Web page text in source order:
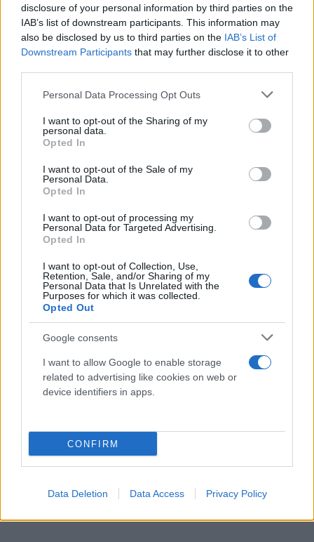
disclosure of your personal information by third parties on the
IAB’s list of downstream participants. This information may
also be disclosed by us to third parties on the IAB’s List of
Downstream Participants that may further disclose it to other
Please note that this website/app uses one or more Google
not limited to your visit or usage behaviour. You may click to
grant or deny consent to Google and its third-party tags to
use your data for below specified purposes in below Google
consent section.
Personal Data Processing Opt Outs
I want to opt-out of the Sharing of my
personal data.
Opted In
I want to opt-out of the Sale of my
Personal Data.
Opted In
I want to opt-out of processing my
Personal Data for Targeted Advertising.
Opted In
I want to opt-out of Collection, Use,
Retention, Sale, and/or Sharing of my
Personal Data that Is Unrelated with the
Purposes for which it was collected.
Opted Out
Google consents
I want to allow Google to enable storage
related to advertising like cookies on web or
device identifiers in apps.
CONFIRM
Data Deletion Data Access Privacy Policy
Αξιωματούχοι που έχει εγκαταστήσει η Ρωσία στην
Ουκρανία δήλωσαν σήμερα πως ουκρανικό
πυραυλικό πλήγμα άνοιξε μια τρύπα στη στέγη
της Ζαπορίζια, μετέδωσε το πρακτορείο RIA
Novosti.
Ο Βλαντίμιρ Ρογκόφ, μέλος της υποστηριζόμενης
από τους Ρώσους διοίκησης της περιοχής της
Ζαπορίζια, ανήρτησε μια φωτογραφία στο
Telegram που δείχνει αυτό που είναι όπως λέει μια
για την αποθήκευση καυσίμου του αντιδραστήρα
των εγκαταστάσεων.
Το Reuters δεν μπορεί να επιβεβαιώσει την